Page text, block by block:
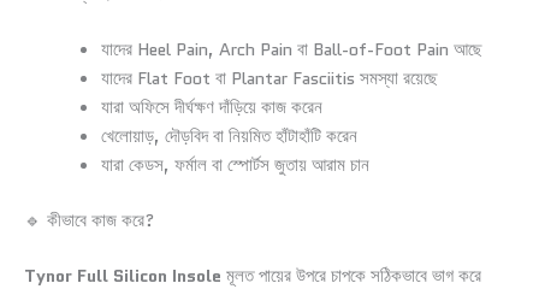
যাদের Heel Pain, Arch Pain বা Ball-of-Foot Pain আছে
যাদের Flat Foot বা Plantar Fasciitis সমস্যা রয়েছে
যারা অফিসে দীর্ঘক্ষণ দাঁড়িয়ে কাজ করেন
খেলোয়াড়, দৌড়বিদ বা নিয়মিত হাঁটাহাঁটি করেন
যারা কেডস, ফর্মাল বা স্পোর্টস জুতায় আরাম চান
🔹 কীভাবে কাজ করে?
Tynor Full Silicon Insole মূলত পায়ের উপরে চাপকে সঠিকভাবে ভাগ করে